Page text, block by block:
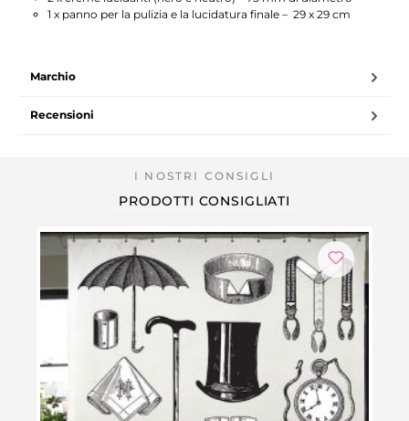
1 x panno per la pulizia e la lucidatura finale – 29 x 29 cm
Marchio
Recensioni
PRODOTTI CONSIGLIATI